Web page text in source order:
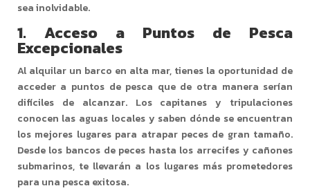
sea inolvidable.
1. Acceso a Puntos de Pesca
Excepcionales
Al alquilar un barco en alta mar, tienes la oportunidad de
acceder a puntos de pesca que de otra manera serían
difíciles de alcanzar. Los capitanes y tripulaciones
conocen las aguas locales y saben dónde se encuentran
los mejores lugares para atrapar peces de gran tamaño.
Desde los bancos de peces hasta los arrecifes y cañones
submarinos, te llevarán a los lugares más prometedores
para una pesca exitosa.